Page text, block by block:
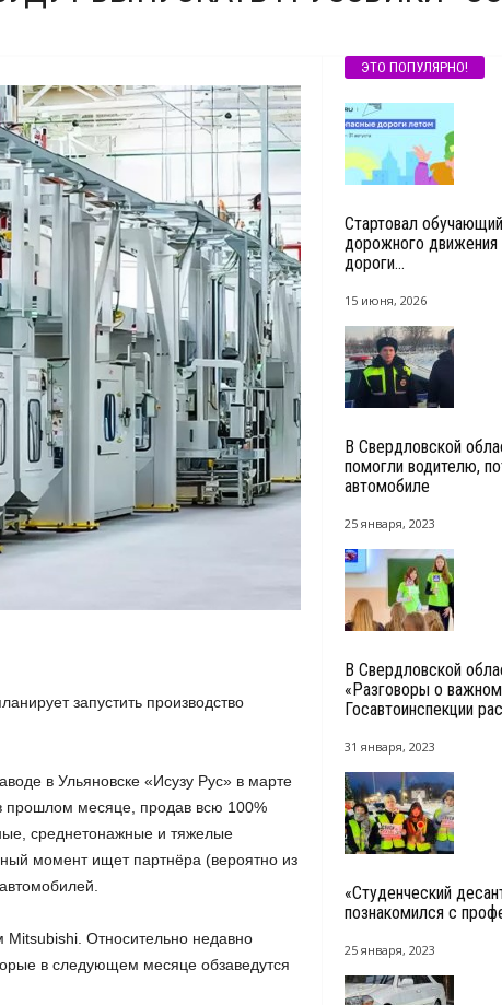
запустить производство
в Ульяновске «Исузу Рус» в марте
прошлом месяце, продав всю 100%
среднетонажные и тяжелые
момент ищет партнёра (вероятно из
Относительно недавно
в следующем месяце обзаведутся
ЭТО ПОПУЛЯРНО!
Стартовал
дорожного движения
дороги...
15 июня, 2026
В Свердловской
помогли водителю,
автомобиле
25 января, 2023
В Свердловской
«Разговоры о
Госавтоинспекции
31 января, 2023
«Студенческий
познакомился с
25 января, 2023